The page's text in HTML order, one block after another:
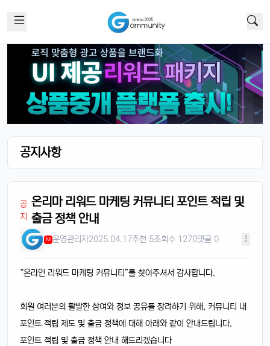
공지사항
공
지
온리마 리워드 마케팅 커뮤니티 포인트 적립 및
출금 정책 안내
M 운영관리자2025.04.17추천 5조회수 1270댓글 0
“온라인 리워드 마케팅 커뮤니티”를 찾아주셔서 감사합니다.
회원 여러분의 활발한 참여와 정보 공유를 장려하기 위해, 커뮤니티 내
포인트 적립 제도 및 출금 정책에 대해 아래와 같이 안내드립니다.
포인트 적립 및 출금 정책 안내 해드리겠습니다